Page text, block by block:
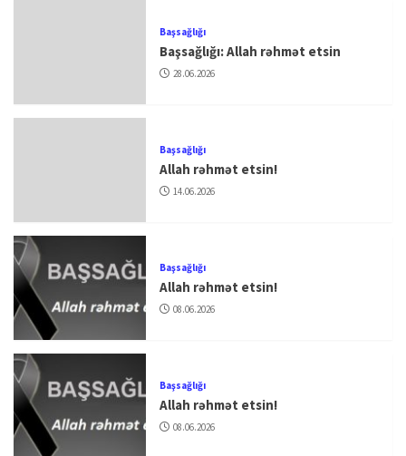
Başsağlığı
Başsağlığı: Allah rəhmət etsin
28.06.2026
Başsağlığı
Allah rəhmət etsin!
14.06.2026
Başsağlığı
Allah rəhmət etsin!
08.06.2026
Başsağlığı
Allah rəhmət etsin!
08.06.2026